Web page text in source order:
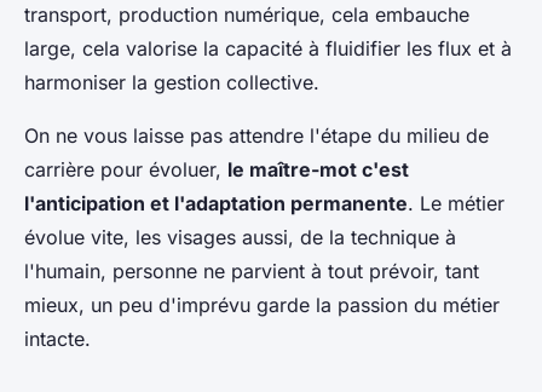
transport, production numérique, cela embauche
large, cela valorise la capacité à fluidifier les flux et à
harmoniser la gestion collective.
On ne vous laisse pas attendre l'étape du milieu de
carrière pour évoluer, le maître-mot c'est
l'anticipation et l'adaptation permanente. Le métier
évolue vite, les visages aussi, de la technique à
l'humain, personne ne parvient à tout prévoir, tant
mieux, un peu d'imprévu garde la passion du métier
intacte.